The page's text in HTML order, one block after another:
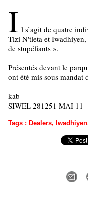
I l s’agit de quatre
Tizi N'tleta et Iwadhiyen,
de stupéfiants ».
Présentés devant le
ont été mis sous mandat
kab
SIWEL 281251 MAI 11
Tags : Dealers, Iwadhiyen